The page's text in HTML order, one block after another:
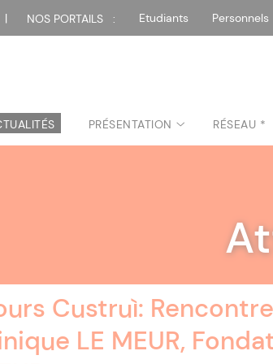
NOS PORTAILS : Etudiants Personnels
PRÉSENTATION RÉSEAU *
Custruì:
LE MEUR,